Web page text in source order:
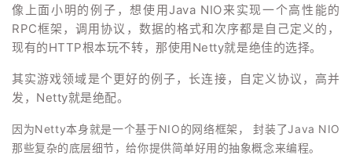
像上面小明的例子，想使用Java NIO来实现一个高性能的
RPC框架，调用协议，数据的格式和次序都是自己定义的，
现有的HTTP根本玩不转，那使用Netty就是绝佳的选择。
其实游戏领域是个更好的例子，长连接，自定义协议，高并
发，Netty就是绝配。
因为Netty本身就是一个基于NIO的网络框架， 封装了Java NIO
那些复杂的底层细节，给你提供简单好用的抽象概念来编程。